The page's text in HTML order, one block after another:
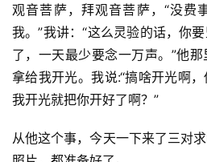
礼
视
频
录
观音菩萨，拜观音菩萨，“没费
我。”我讲：“这么灵验的话，你
了，一天最少要念一万声。”他
拿给我开光。我说:“搞啥开光啊，
我开光就把你开好了啊？”
从他这个事，今天一下来了三对